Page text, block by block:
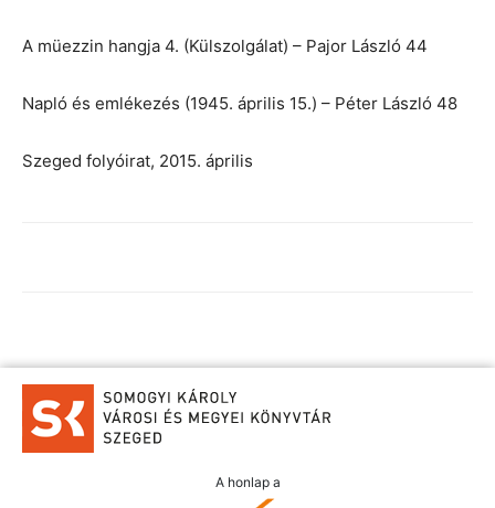
A müezzin hangja 4. (Külszolgálat) – Pajor László 44
Napló és emlékezés (1945. április 15.) – Péter László 48
Szeged folyóirat, 2015. április
A honlap a